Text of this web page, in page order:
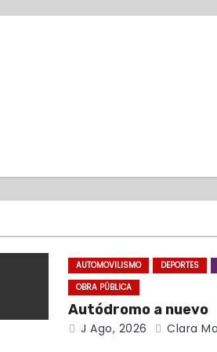
AUTOMOVILISMO DEPORTES
OBRA PÚBLICA
Autódromo a nuevo
J Ago, 2026 Clara